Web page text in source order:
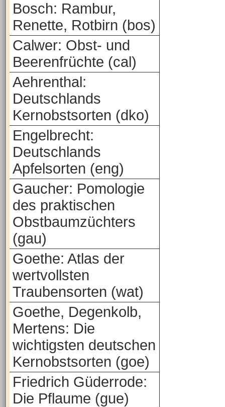
Bosch: Rambur,
Renette, Rotbirn (bos)
Calwer: Obst- und
Beerenfrüchte (cal)
Aehrenthal:
Deutschlands
Kernobstsorten (dko)
Engelbrecht:
Deutschlands
Apfelsorten (eng)
Gaucher: Pomologie
des praktischen
Obstbaumzüchters
(gau)
Goethe: Atlas der
wertvollsten
Traubensorten (wat)
Goethe, Degenkolb,
Mertens: Die
wichtigsten deutschen
Kernobstsorten (goe)
Friedrich Güderrode:
Die Pflaume (gue)